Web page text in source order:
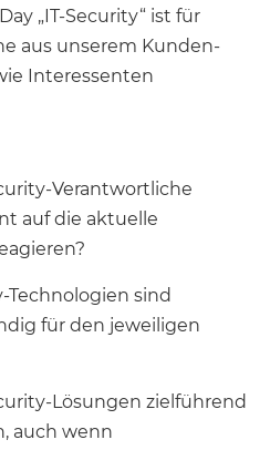
„IT-Security“ ist für
aus unserem Kunden-
Interessenten
Verantwortliche
auf die aktuelle
Technologien sind
für den jeweiligen
Lösungen zielführend
auch wenn